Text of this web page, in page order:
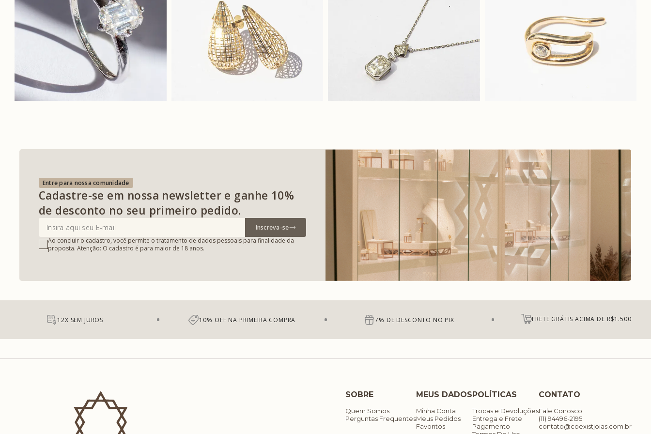
Entre para nossa comunidade
Cadastre-se em nossa newsletter e ganhe 10%
de desconto no seu primeiro pedido.
Inscreva-se
Ao concluir o cadastro, você permite o tratamento de dados pessoais para finalidade da
proposta. Atenção: O cadastro é para maior de 18 anos.
12X SEM JUROS 10% OFF NA PRIMEIRA COMPRA 7% DE DESCONTO NO PIX FRETE GRÁTIS ACIMA DE R$1.500
SOBRE
Quem Somos
Perguntas Frequentes
MEUS DADOS
Minha Conta
Meus Pedidos
Favoritos
POLÍTICAS
Trocas e Devoluções
Entrega e Frete
Pagamento
CONTATO
Fale Conosco
(11) 94496-2195
contato@coexistjoias.com.br